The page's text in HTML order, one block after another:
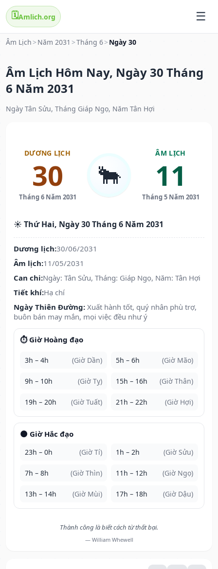
🗓️Amlich.org
Âm Lịch > Năm 2031 >Tháng 6> Ngày 30
Âm Lịch Hôm Nay, Ngày 30 Tháng
6 Năm 2031
Ngày Tân Sửu, Tháng Giáp Ngọ, Năm Tân Hợi
DƯƠNG LỊCH
30
Tháng 6 Năm 2031
🐂
ÂM LỊCH
11
Tháng 5 Năm 2031
☀️ Thứ Hai, Ngày 30 Tháng 6 Năm 2031
Dương lịch:30/06/2031
Âm lịch:11/05/2031
Can chi:Ngày: Tân Sửu, Tháng: Giáp Ngọ, Năm: Tân Hợi
Tiết khí:Hạ chí
Ngày Thiên Đường: Xuất hành tốt, quý nhân phù trợ,
buôn bán may mắn, mọi việc đều như ý
⏱️ Giờ Hoàng đạo
3h – 4h (Giờ Dần) 5h – 6h (Giờ Mão)
9h – 10h (Giờ Tỵ) 15h – 16h (Giờ Thân)
19h – 20h (Giờ Tuất) 21h – 22h (Giờ Hợi)
🌑 Giờ Hắc đạo
23h – 0h (Giờ Tí) 1h – 2h (Giờ Sửu)
7h – 8h (Giờ Thìn) 11h – 12h (Giờ Ngọ)
13h – 14h (Giờ Mùi) 17h – 18h (Giờ Dậu)
Thành công là biết cách từ thất bại.
— William Whewell